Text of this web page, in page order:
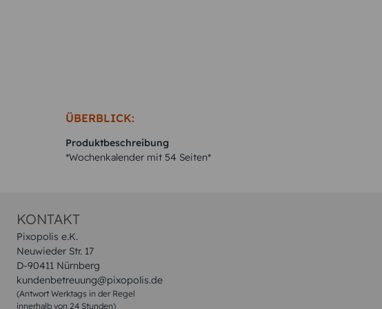
ÜBERBLICK:
Produktbeschreibung
*Wochenkalender mit 54 Seiten*
KONTAKT
Pixopolis e.K.
Neuwieder Str. 17
D-90411 Nürnberg
kundenbetreuung@pixopolis.de
(Antwort Werktags in der Regel
innerhalb von 24 Stunden)